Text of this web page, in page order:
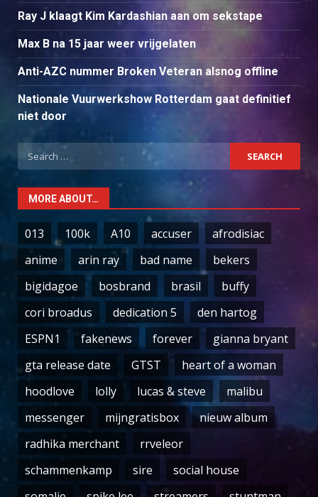
Ray J klaagt Kim Kardashian aan om sekstape
Max B na 15 jaar weer vrijgelaten
Anti-AZC nummer Broken Veteran alsnog offline
Nationale Vuurwerkshow Rotterdam gaat definitief
niet door
Search
for:
MORE ABOUT…
013 100k A10 accuser
afrodisiac
anime
arin ray bad name
bekers
bigidagoe
bosbrand brasil
buffy
cori broadus
dedication 5
den hartog
ESPN1
fakenews forever
gianna bryant
gta release date
GTST
heart of a woman
hoodlove
lolly lucas & steve
malibu
messenger
mijngratisbox
nieuw album
radhika merchant
rrveleor
schammenkamp
sire
social house